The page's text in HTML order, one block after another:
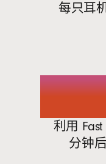
每​只​耳
利用​
分钟